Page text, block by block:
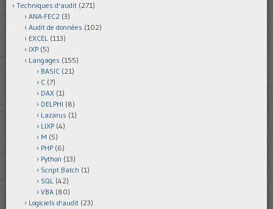
Techniques d'audit (271)
ANA-FEC2 (3)
Audit de données (102)
EXCEL (113)
IXP (5)
Langages (155)
BASIC (21)
C (7)
DAX (1)
DELPHI (8)
Lazarus (1)
LIXP (4)
M (5)
PHP (6)
Python (13)
Script Batch (1)
SQL (42)
VBA (80)
Logiciels d'audit (23)